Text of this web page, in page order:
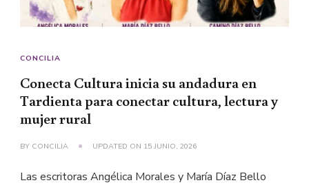
CONCILIA
Conecta Cultura inicia su andadura en
Tardienta para conectar cultura, lectura y
mujer rural
BY CONCILIA UPDATED ON 15 JUNIO, 2026
Las escritoras Angélica Morales y María Díaz Bello